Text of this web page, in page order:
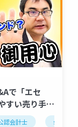
で「エセ
すい売り手の
た資料
認会計士 strコンサ